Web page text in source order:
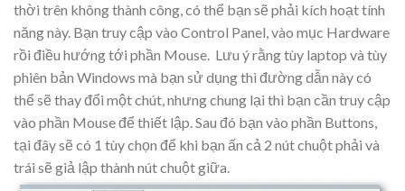
thời trên không thành công, có thể bạn sẽ phải kích hoạt tính
năng này. Bạn truy cập vào Control Panel, vào mục Hardware
rồi điều hướng tới phần Mouse. Lưu ý rằng tùy laptop và tùy
phiên bản Windows mà bạn sử dụng thì đường dẫn này có
thể sẽ thay đổi một chút, nhưng chung lại thì bạn cần truy cập
vào phần Mouse để thiết lập. Sau đó bạn vào phần Buttons,
tại đây sẽ có 1 tùy chọn để khi bạn ấn cả 2 nút chuột phải và
trái sẽ giả lập thành nút chuột giữa.